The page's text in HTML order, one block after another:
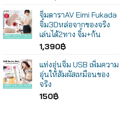
จิ๋มดาราAV Eimi Fukada
จิ๋ม3Dหล่อจากของจริง
เล่นได้2ทาง จิ๋ม+ก้น
1,390฿
แท่งอุ่นจิ๋ม USB เพิ่มความ
อุ่นให้สัมผัสเหมือนของ
จริง
150฿